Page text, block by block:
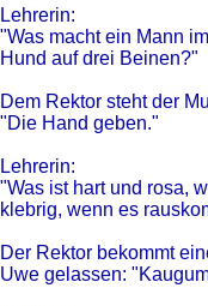
Lehrerin:
"Was macht ein Mann
Hund auf drei Beinen?"
Dem Rektor steht der
"Die Hand geben."
Lehrerin:
"Was ist hart und rosa,
klebrig, wenn es
Der Rektor bekommt
Uwe gelassen: